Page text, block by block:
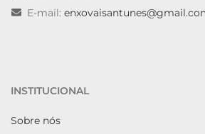
E-mail:
INSTITUCIONAL
Sobre nós